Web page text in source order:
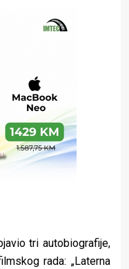
tri autobiografije,
rada: „Laterna